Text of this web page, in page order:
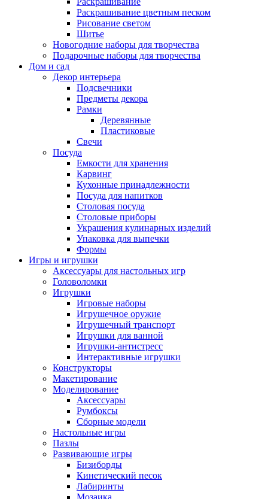
Раскрашивание цветным песком
Рисование светом
Шитье
Новогодние наборы для творчества
Подарочные наборы для творчества
Дом и сад
Декор интерьера
Подсвечники
Предметы декора
Рамки
Деревянные
Пластиковые
Свечи
Посуда
Емкости для хранения
Карвинг
Кухонные принадлежности
Посуда для напитков
Столовая посуда
Столовые приборы
Украшения кулинарных изделий
Упаковка для выпечки
Формы
Игры и игрушки
Аксессуары для настольных игр
Головоломки
Игрушки
Игровые наборы
Игрушечное оружие
Игрушечный транспорт
Игрушки для ванной
Игрушки-антистресс
Интерактивные игрушки
Конструкторы
Макетирование
Моделирование
Аксессуары
Румбоксы
Сборные модели
Настольные игры
Пазлы
Развивающие игры
Бизиборды
Кинетический песок
Лабиринты
Мозаика